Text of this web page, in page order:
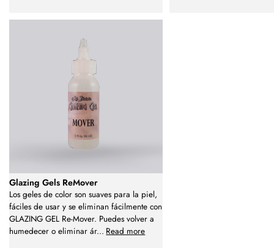
Glazing Gels ReMover
Los geles de color son suaves para la piel,
fáciles de usar y se eliminan fácilmente con
GLAZING GEL Re-Mover. Puedes volver a
humedecer o eliminar ár... Read more